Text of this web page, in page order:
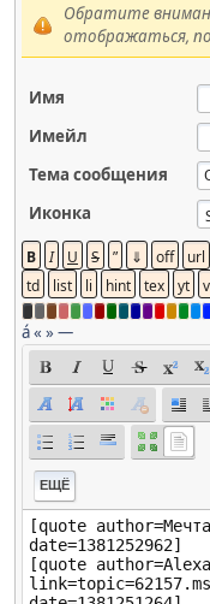
Обратите
отображаться,
Имя
Имейл
Тема сообщения
Иконка
á« »—
ЕЩЁ